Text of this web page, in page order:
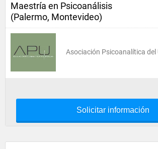
Maestría en Psicoanálisis
(Palermo, Montevideo)
Asociación Psicoanalítica del
Solicitar información